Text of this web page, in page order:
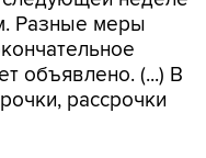
Разные меры
объявлено. (...) В
рассрочки